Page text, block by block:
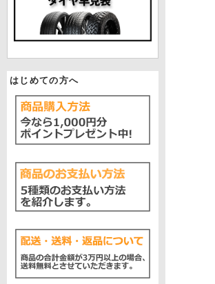
はじめての方へ